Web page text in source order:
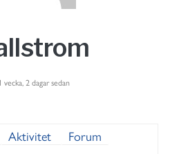
vecka, 2 dagar sedan
Aktivitet
Forum